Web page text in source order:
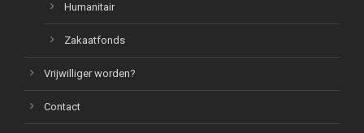
Humanitair
Zakaatfonds
Vrijwilliger worden?
Contact